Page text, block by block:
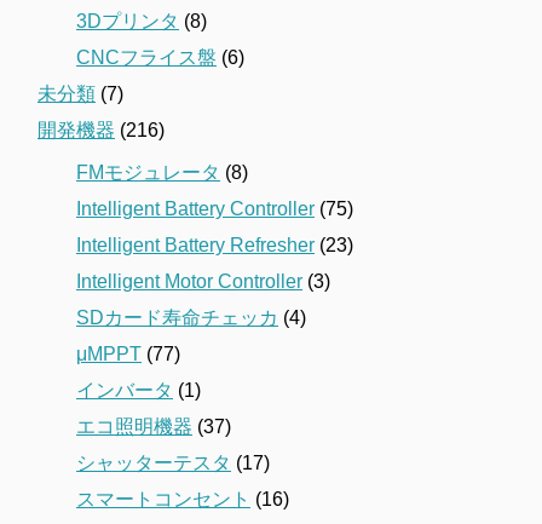
3Dプリンタ (8)
CNCフライス盤 (6)
未分類 (7)
開発機器 (216)
FMモジュレータ (8)
Intelligent Battery Controller (75)
Intelligent Battery Refresher (23)
Intelligent Motor Controller (3)
SDカード寿命チェッカ (4)
μMPPT (77)
インバータ (1)
エコ照明機器 (37)
シャッターテスタ (17)
スマートコンセント (16)